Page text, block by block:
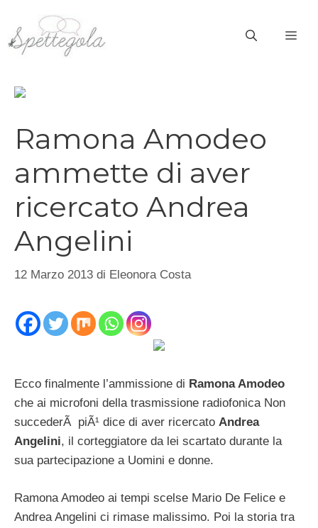
contenuto
Ramona Amodeo
ammette di aver
ricercato Andrea
Angelini
12 Marzo 2013 di Eleonora Costa
Ecco finalmente l’ammissione di Ramona Amodeo
che ai microfoni della trasmissione radiofonica Non
succederÃ piÃ¹ dice di aver ricercato Andrea
Angelini, il corteggiatore da lei scartato durante la
sua partecipazione a Uomini e donne.
Ramona Amodeo ai tempi scelse Mario De Felice e
Andrea Angelini ci rimase malissimo. Poi la storia tra